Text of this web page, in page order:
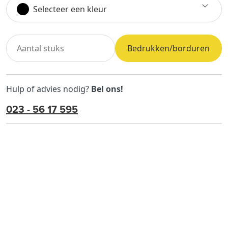
Selecteer een kleur
Bedrukken/borduren
Hulp of advies nodig? Bel ons!
023 - 56 17 595